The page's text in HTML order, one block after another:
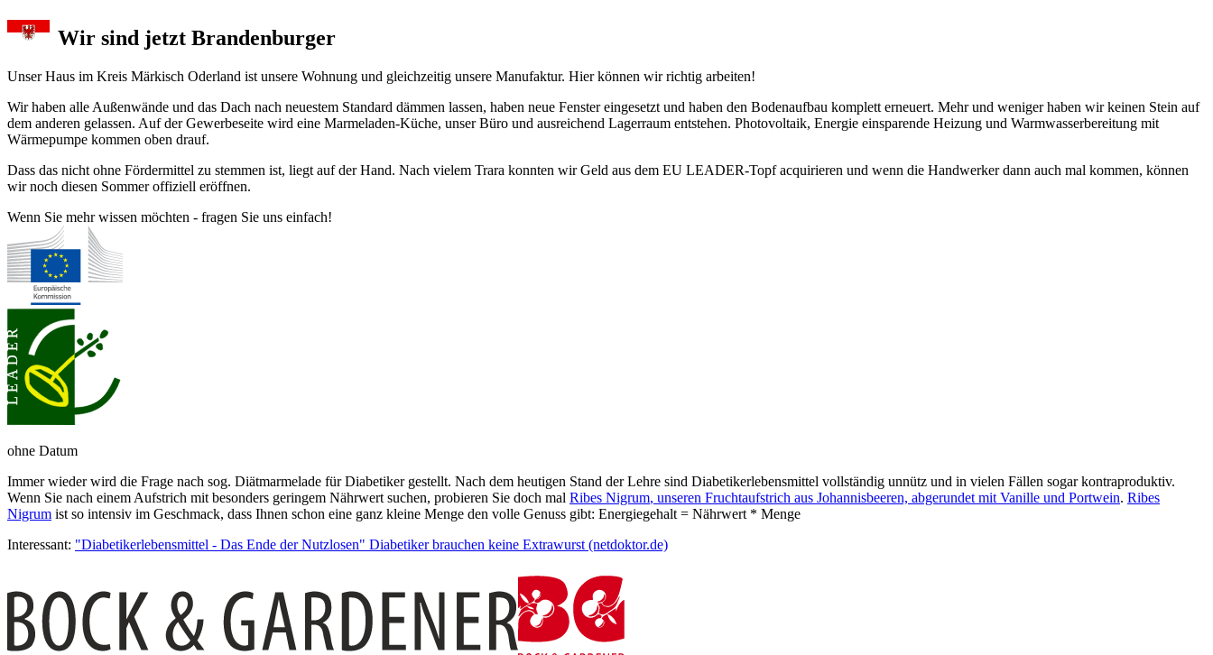
Wir sind jetzt Brandenburger
Unser Haus im Kreis Märkisch Oder­land ist unse­re Woh­nung und gleichzeitig unsere Manu­fak­tur. Hier können wir richtig arbeiten!
Wir haben alle Außenwände und das Dach nach neu­es­tem Stan­dard däm­men las­sen, haben neue Fens­ter ein­ge­setzt und ha­ben den Boden­auf­bau kom­plett er­neu­ert. Mehr und we­ni­ger ha­ben wir kei­nen Stein auf
dem an­de­ren ge­las­sen. Auf der Gewerbe­seite wird eine Mar­me­la­den-Küche, un­ser Büro und aus­rei­chend Lager­raum ent­ste­hen. Photo­vol­taik, Ener­gie ein­spa­ren­de Hei­zung und Warm­was­ser­be­rei­tung mit
Wärme­pum­pe kom­men oben drauf.
Dass das nicht ohne Förder­mit­tel zu stem­men ist, liegt auf der Hand. Nach viel­em Trara konn­ten wir Geld aus dem EU LEADER-Topf acqui­rier­en und wenn die Hand­werker dann auch mal kom­men, kön­nen
wir noch diesen Som­mer offiziell er­öff­nen.
Wenn Sie mehr wissen möchten - fragen Sie uns einfach!
ohne Datum
Immer wieder wird die Fra­ge nach sog. Diät­mar­me­la­de für Dia­be­ti­ker ge­stellt. Nach dem heu­ti­gen Stand der Leh­re sind Dia­be­ti­ker­le­bens­mit­tel voll­stän­dig un­nütz und in vie­len Fäl­len so­gar kon­tra­pro­duk­tiv.
Wenn Sie nach einem Auf­strich mit be­son­ders ge­rin­gem Nähr­wert su­chen, pr­obier­en Sie doch mal Ribes Nigrum, un­se­ren Frucht­auf­strich aus Jo­han­nisbeer­en, ab­ge­run­det mit Va­nille und Port­wein. Ribes
Nigrum ist so in­ten­siv im Ge­schmack, dass Ihnen schon eine ganz kleine Menge den volle Genuss gibt: Energiegehalt = Nähr­wert * Menge
Interessant: "Dia­be­ti­ker­lebens­mit­tel - Das En­de der Nutz­lo­sen" Dia­be­ti­ker brau­chen kei­ne Extra­wurst (netdoktor.de)